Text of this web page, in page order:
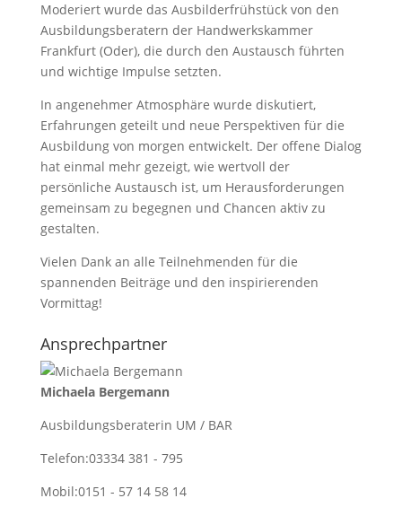
Moderiert wurde das Ausbilderfrühstück von den
Ausbildungsberatern der Handwerkskammer
Frankfurt (Oder), die durch den Austausch führten
und wichtige Impulse setzten.
In angenehmer Atmosphäre wurde diskutiert,
Erfahrungen geteilt und neue Perspektiven für die
Ausbildung von morgen entwickelt. Der offene Dialog
hat einmal mehr gezeigt, wie wertvoll der
persönliche Austausch ist, um Herausforderungen
gemeinsam zu begegnen und Chancen aktiv zu
gestalten.
Vielen Dank an alle Teilnehmenden für die
spannenden Beiträge und den inspirierenden
Vormittag!
Ansprechpartner
Michaela Bergemann
Ausbildungsberaterin UM / BAR
Telefon:03334 381 - 795
Mobil:0151 - 57 14 58 14